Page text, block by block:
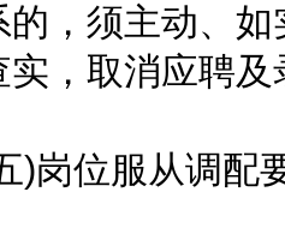
的，须主动、
实，取消应聘及
位服从调配